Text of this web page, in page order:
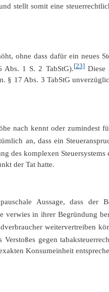
stellt somit eine
ohne dass dafür ein neues
Abs. 1 S. 2 TabStG).[23]Diese
§ 17 Abs. 3 TabStG
nach kennt oder zumindest
an, dass ein
des komplexen Steuersystems
der Tat hatte.
Aussage, dass der
verwies in ihrer Begründung
weitervertreiben
gegen
Konsumeinheit